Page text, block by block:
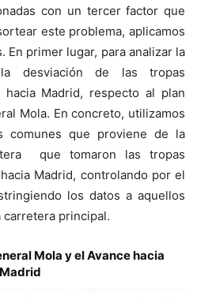
con un tercer factor que
este problema, aplicamos
primer lugar, para analizar la
la desviación de las tropas
Madrid, respecto al plan
Mola. En concreto, utilizamos
comunes que proviene de la
que tomaron las tropas
Madrid, controlando por el
los datos a aquellos
principal.
Mola y el Avance hacia
Madrid